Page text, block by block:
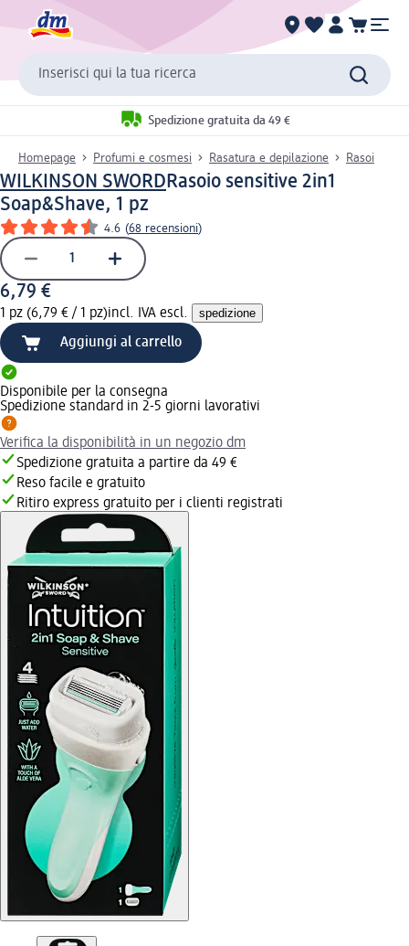
Inserisci qui la tua ricerca
Spedizione gratuita da 49 €
Homepage Profumi e cosmesi Rasatura e depilazione Rasoi
WILKINSON SWORDRasoio sensitive 2in1
Soap&Shave, 1 pz
4.6 (68 recensioni)
6,79 €
1 pz (6,79 € / 1 pz)incl. IVA escl. spedizione
Aggiungi al carrello
Disponibile per la consegna
Spedizione standard in 2-5 giorni lavorativi
Verifica la disponibilità in un negozio dm
Spedizione gratuita a partire da 49 €
Reso facile e gratuito
Ritiro express gratuito per i clienti registrati